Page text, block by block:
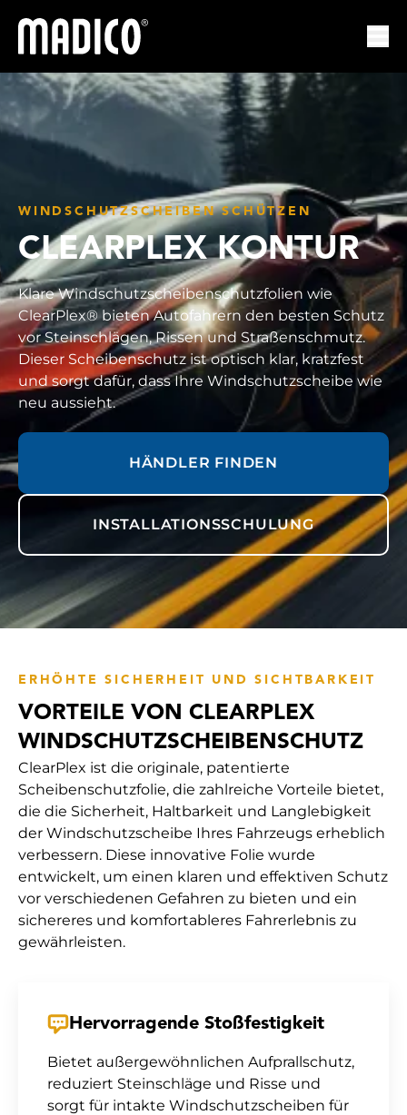
Madico
WINDSCHUTZSCHEIBEN SCHÜTZEN
CLEARPLEX KONTUR
Klare Windschutzscheibenschutzfolien wie
ClearPlex® bieten Autofahrern den besten Schutz
vor Steinschlägen, Rissen und Straßenschmutz.
Dieser Scheibenschutz ist optisch klar, kratzfest
und sorgt dafür, dass Ihre Windschutzscheibe wie
neu aussieht.
HÄNDLER FINDEN
INSTALLATIONSSCHULUNG
ERHÖHTE SICHERHEIT UND SICHTBARKEIT
VORTEILE VON CLEARPLEX
WINDSCHUTZSCHEIBENSCHUTZ
ClearPlex ist die originale, patentierte
Scheibenschutzfolie, die zahlreiche Vorteile bietet,
die die Sicherheit, Haltbarkeit und Langlebigkeit
der Windschutzscheibe Ihres Fahrzeugs erheblich
verbessern. Diese innovative Folie wurde
entwickelt, um einen klaren und effektiven Schutz
vor verschiedenen Gefahren zu bieten und ein
sichereres und komfortableres Fahrerlebnis zu
gewährleisten.
Hervorragende Stoßfestigkeit
Bietet außergewöhnlichen Aufprallschutz,
reduziert Steinschläge und Risse und
sorgt für intakte Windschutzscheiben für